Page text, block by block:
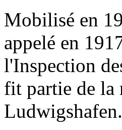
Mobilisé en
appelé en
l'Inspection
fit partie de la
Ludwigshafen.